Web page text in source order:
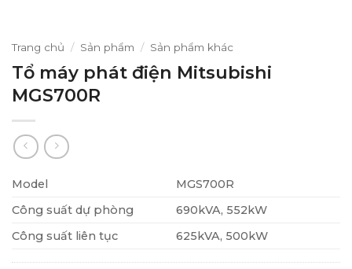
Trang chủ / Sản phẩm / Sản phẩm khác
Tổ máy phát điện Mitsubishi
MGS700R
Model
MGS700R
Công suất dự phòng
690kVA, 552kW
Công suất liên tục
625kVA, 500kW